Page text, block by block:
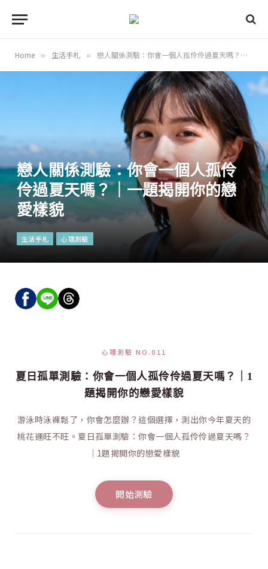
Home » 生活手札 » 戀人關係測驗：你會一個人孤伶伶過夏天嗎？｜一題揭開你的戀愛樣貌
戀人關係測驗：你會一個人孤伶
伶過夏天嗎？｜一題揭開你的戀
愛樣貌
生活手札 心理測驗
心理測驗 NO.011
夏日孤單測驗：你會一個人孤伶伶過夏天嗎？｜1
題揭開你的戀愛樣貌
游泳時泳褲鬆了，你會怎麼辦？這個選擇，測出你今年夏天的
桃花運旺不旺。夏日孤單測驗：你會一個人孤伶伶過夏天嗎？
｜1題揭開你的戀愛樣貌
開始測驗